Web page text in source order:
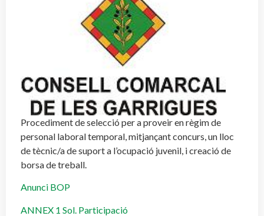
Procediment de selecció per a proveir en règim de
personal laboral temporal, mitjançant concurs, un lloc
de tècnic/a de suport a l’ocupació juvenil, i creació de
borsa de treball.
Anunci BOP
ANNEX 1 Sol. Participació